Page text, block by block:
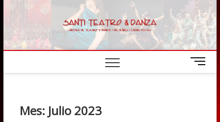
content
M
e
Mes: Julio 2023